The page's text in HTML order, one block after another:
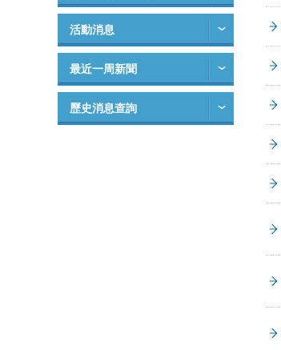
活動消息
最近一周新聞
歷史消息查詢